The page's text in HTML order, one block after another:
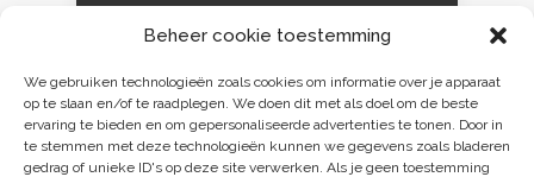
Beheer cookie toestemming
We gebruiken technologieën zoals cookies om informatie over je apparaat
op te slaan en/of te raadplegen. We doen dit met als doel om de beste
ervaring te bieden en om gepersonaliseerde advertenties te tonen. Door in
te stemmen met deze technologieën kunnen we gegevens zoals bladeren
gedrag of unieke ID's op deze site verwerken. Als je geen toestemming
DK & media
Disclaimer